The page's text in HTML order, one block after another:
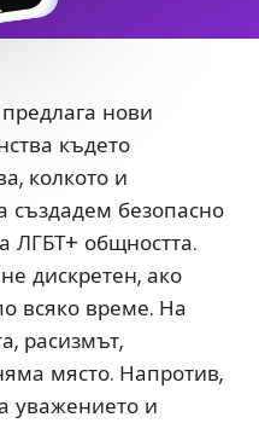
нови
където
колкото и
безопасно
ЛГБТ+ общността.
дискретен, ако
всяко време. На
расизмът,
място. Напротив,
уважението и